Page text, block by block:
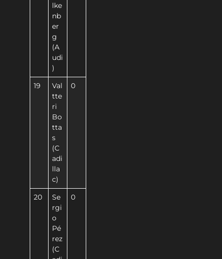
lke
nb
er
g
(A
udi
)
19
Val
tte
ri
Bo
tta
s
(C
adi
lla
c)
0
20
Se
rgi
o
Pé
rez
(C
0